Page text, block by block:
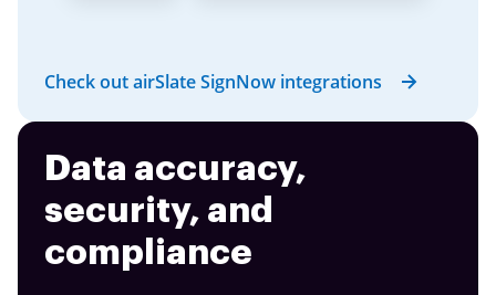
Check out airSlate SignNow integrations
Data accuracy,
security, and
compliance